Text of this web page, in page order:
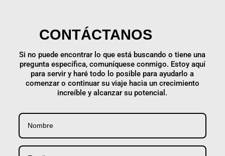
CONTÁCTANOS
Si no puede encontrar lo que está buscando o tiene una
pregunta específica, comuníquese conmigo. Estoy aquí
para servir y haré todo lo posible para ayudarlo a
comenzar o continuar su viaje hacia un crecimiento
increíble y alcanzar su potencial.